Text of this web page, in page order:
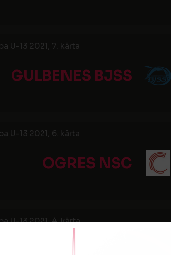
U-13 2021, 7. kārta
GULBENES BJSS
U-13 2021, 6. kārta
OGRES NSC
U-13 2021, 4. kārta
VIDZEMES FC 2